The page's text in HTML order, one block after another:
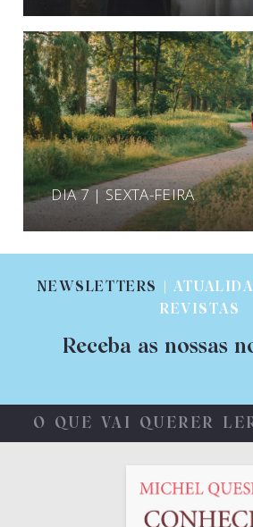
DIA 7 | SEXTA-FEIRA
NEWSLETTERS
|
REVISTAS
Receba as nossas
O QUE VAI QUERER